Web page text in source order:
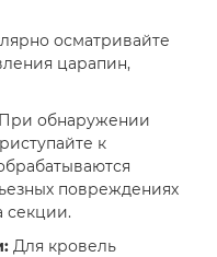
осматривайте
царапин,
При обнаружении
к
повреждениях
секции.
Для кровель